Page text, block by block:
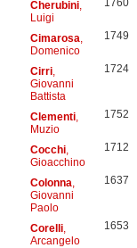
Cherubini,
Luigi
1760
Cimarosa
Domenico
1749
Cirri,
Giovanni
Battista
1724
Clementi,
Muzio
1752
Cocchi,
Gioacchino
1712
Colonna
Giovanni
Paolo
1637
Corelli,
Arcangelo
1653